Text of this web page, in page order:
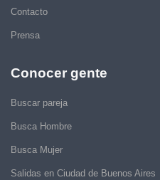
Contacto
Prensa
Conocer gente
Buscar pareja
Busca Hombre
Busca Mujer
Salidas en Ciudad de Buenos Aires